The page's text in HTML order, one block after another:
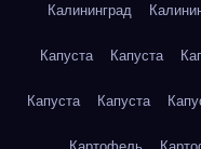
Калининград
Капуста Капуста
Капуста Капуста